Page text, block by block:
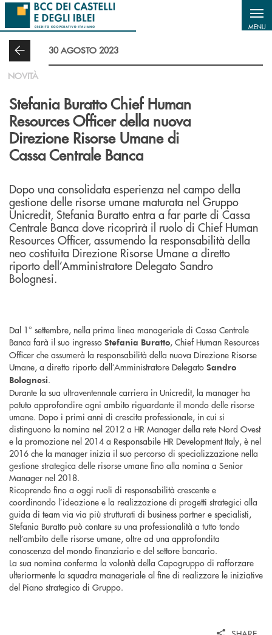
Salta al contenuto principale
MENU
30 AGOSTO 2023
NOVITÀ
Stefania Buratto Chief Human
Resources Officer della nuova
Direzione Risorse Umane di
Cassa Centrale Banca
Dopo una consolidata esperienza nel campo della
gestione delle risorse umane maturata nel Gruppo
Unicredit, Stefania Buratto entra a far parte di Cassa
Centrale Banca dove ricoprirà il ruolo di Chief Human
Resources Officer, assumendo la responsabilità della
neo costituita Direzione Risorse Umane a diretto
riporto dell’Amministratore Delegato Sandro
Bolognesi.
Dal 1° settembre, nella prima linea manageriale di Cassa Centrale
Banca farà il suo ingresso Stefania Buratto, Chief Human Resources
Officer che assumerà la responsabilità della nuova Direzione Risorse
Umane, a diretto riporto dell’Amministratore Delegato Sandro
Bolognesi.
Durante la sua ultraventennale carriera in Unicredit, la manager ha
potuto approfondire ogni ambito riguardante il mondo delle risorse
umane. Dopo i primi anni di crescita professionale, in cui si
distinguono la nomina nel 2012 a HR Manager della rete Nord Ovest
e la promozione nel 2014 a Responsabile HR Development Italy, è nel
2016 che la manager inizia il suo percorso di specializzazione nella
gestione strategica delle risorse umane fino alla nomina a Senior
Manager nel 2018.
Ricoprendo fino a oggi ruoli di responsabilità crescente e
coordinando l’ideazione e la realizzazione di progetti strategici alla
guida di team via via più strutturati di business partner e specialisti,
Stefania Buratto può contare su una professionalità a tutto tondo
nell’ambito delle risorse umane, oltre ad una approfondita
conoscenza del mondo finanziario e del settore bancario.
La sua nomina conferma la volontà della Capogruppo di rafforzare
ulteriormente la squadra manageriale al fine di realizzare le iniziative
del Piano strategico di Gruppo.